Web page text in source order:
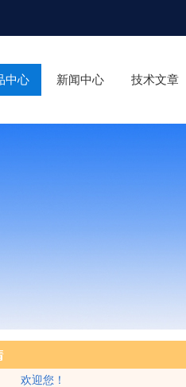
欢迎您！
中心 新闻中心 技术文章
仪器，勘察仪器，试验机试验箱，整体